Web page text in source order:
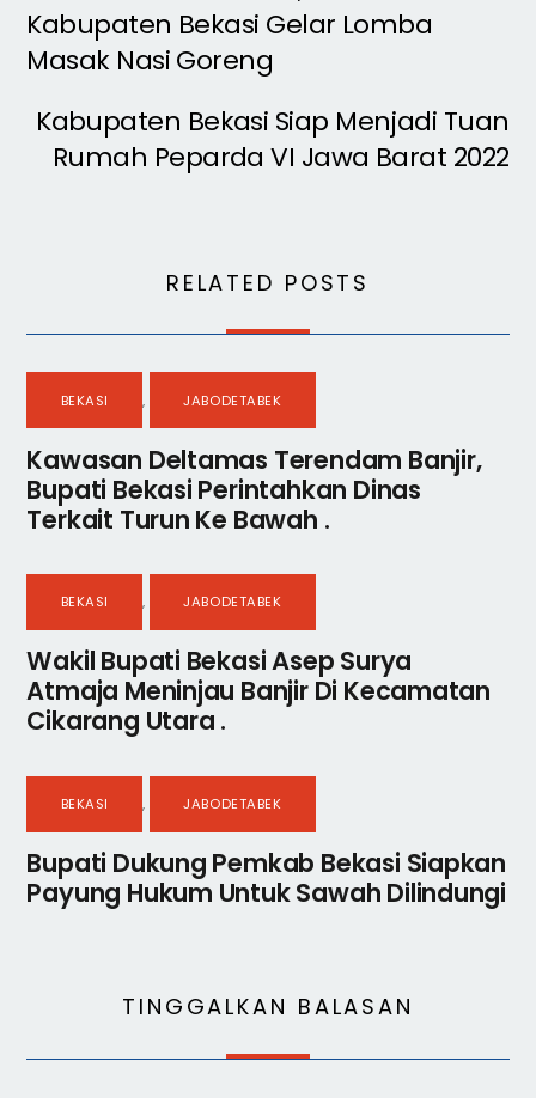
Kabupaten Bekasi Gelar Lomba
Masak Nasi Goreng
Kabupaten Bekasi Siap Menjadi Tuan
Rumah Peparda VI Jawa Barat 2022
RELATED POSTS
BEKASI , JABODETABEK
Kawasan Deltamas Terendam Banjir,
Bupati Bekasi Perintahkan Dinas
Terkait Turun Ke Bawah .
BEKASI , JABODETABEK
Wakil Bupati Bekasi Asep Surya
Atmaja Meninjau Banjir Di Kecamatan
Cikarang Utara .
BEKASI , JABODETABEK
Bupati Dukung Pemkab Bekasi Siapkan
Payung Hukum Untuk Sawah Dilindungi
TINGGALKAN BALASAN